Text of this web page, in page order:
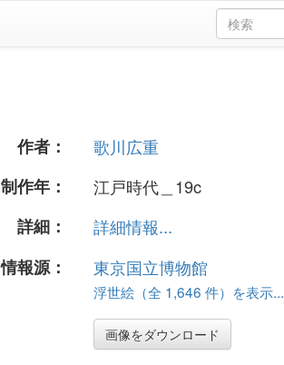
作者：
歌川広重
制作年：
江戸時代＿19c
詳細：
詳細情報...
情報源：
東京国立博物館
浮世絵（全 1,646 件）を表示...
画像をダウンロード